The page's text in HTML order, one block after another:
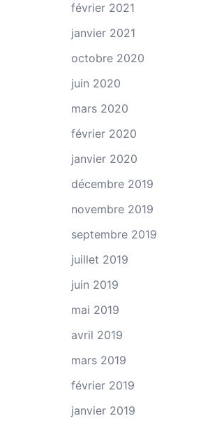
février 2021
janvier 2021
octobre 2020
juin 2020
mars 2020
février 2020
janvier 2020
décembre 2019
novembre 2019
septembre 2019
juillet 2019
juin 2019
mai 2019
avril 2019
mars 2019
février 2019
janvier 2019